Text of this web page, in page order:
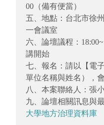
00（備有便當）
五、地點：台北市徐
一會議室
六、論壇議程：
講開始
七、報名：請以【電
單位名稱與姓名），
八、本案聯絡人：張
九、論壇相關訊息與
大學地方治理資料庫